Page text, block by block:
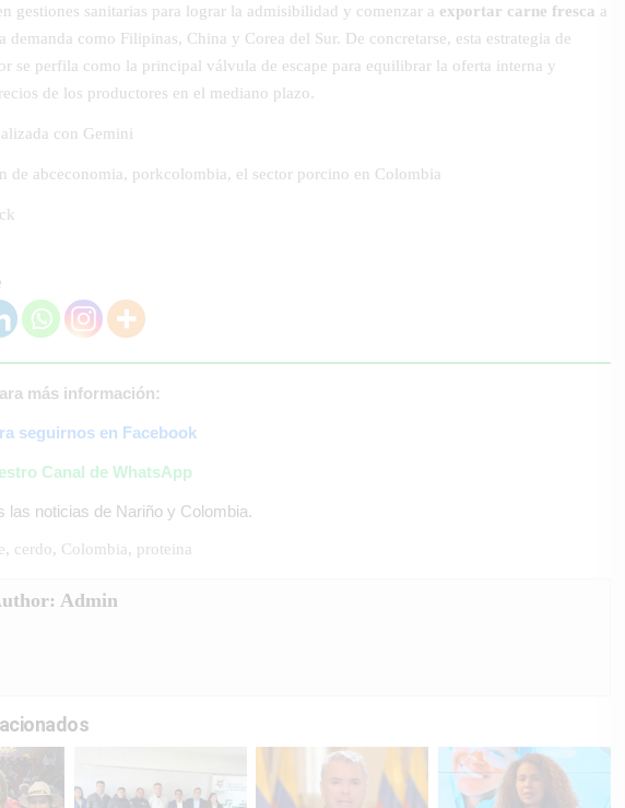
gestiones sanitarias para lograr la admisibilidad y comenzar a exportar carne fresca a
demanda como Filipinas, China y Corea del Sur. De concretarse, esta estrategia de
se perfila como la principal válvula de escape para equilibrar la oferta interna y
de los productores en el mediano plazo.
con Gemini
de abceconomia, porkcolombia, el sector porcino en Colombia
más información:
seguirnos en Facebook
Canal de WhatsApp
las noticias de Nariño y Colombia.
, cerdo, Colombia, proteina
Admin